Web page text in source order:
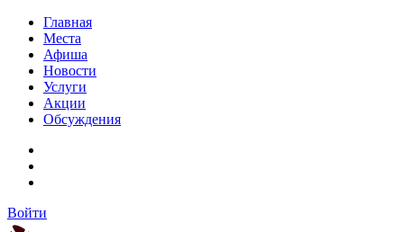
Главная
Места
Афиша
Новости
Услуги
Акции
Обсуждения
Войти